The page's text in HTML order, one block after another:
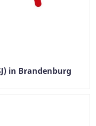
in Brandenburg